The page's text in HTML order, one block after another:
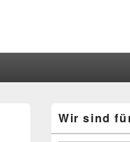
Seitenleisten
Widget-
Wir sind